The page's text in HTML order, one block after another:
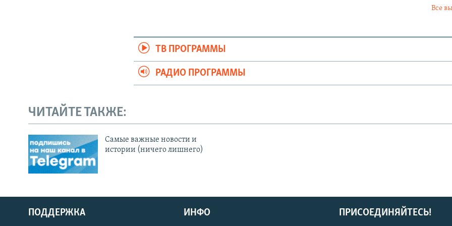
Все
ТВ ПРОГРАММЫ
РАДИО ПРОГРАММЫ
ЧИТАЙТЕ ТАКЖЕ:
Cамые важные новости и
истории (ничего лишнего)
ПРИСОЕДИНЯЙТЕСЬ!
ПОДДЕРЖКА ИНФО